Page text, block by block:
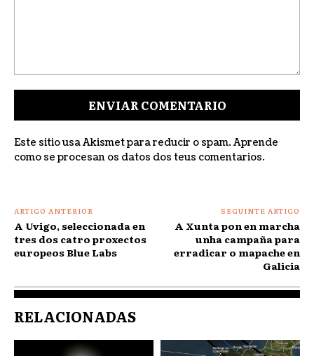
Este sitio usa Akismet para reducir o spam. Aprende
como se procesan os datos dos teus comentarios.
ARTIGO ANTERIOR
A Uvigo, seleccionada en
tres dos catro proxectos
europeos Blue Labs
SEGUINTE ARTIGO
A Xunta pon en marcha
unha campaña para
erradicar o mapache en
Galicia
RELACIONADAS